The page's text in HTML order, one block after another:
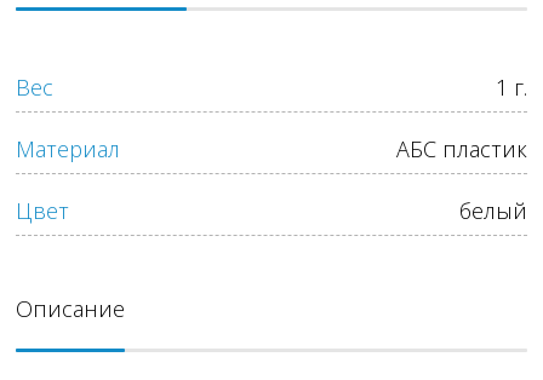
Вес 1 г.
Материал АБС пластик
Цвет белый
Описание